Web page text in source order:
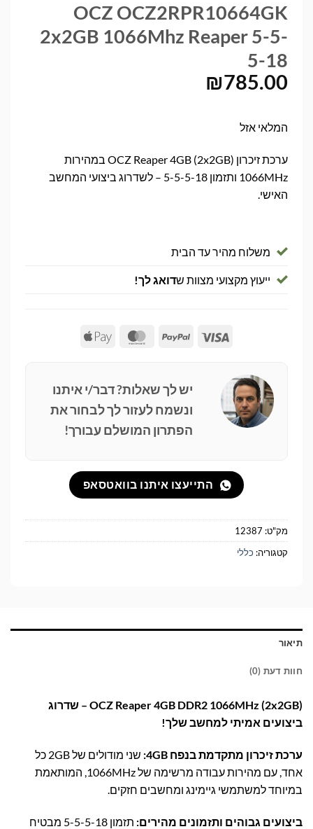
OCZ OCZ2RPR10664GK
2x2GB 1066Mhz Reaper 5-5-
5-18
₪785.00
המלאי אזל
ערכת זיכרון OCZ Reaper 4GB (2x2GB) במהירות
1066MHz ותזמון 5-5-5-18 – לשדרוג ביצועי המחשב
האישי.
משלוח מהיר עד הבית
ייעוץ מקצועי מצוות שדואג לך!
Visa
PayPal
MasterCard
Apple
יש לך שאלות? דבר/י איתנו
ונשמח לעזור לך לבחור את
הפתרון המושלם עבורך!
התייעצו איתנו בוואטסאפ
מק"ט: 12387
קטגוריה: כללי
תיאור
חוות דעת (0)
OCZ Reaper 4GB DDR2 1066MHz (2x2GB) – שדרוג
ביצועים אמיתי למחשב שלך!
ערכת זיכרון מתקדמת בנפח 4GB:
שני מודולים של 2GB כל
אחד, עם מהירות עבודה מרשימה של 1066MHz, המותאמת
במיוחד למשתמשי גיימינג ומחשבים חזקים.
ביצועים גבוהים ותזמונים מהירים:
תזמון 5-5-5-18 מבטיח